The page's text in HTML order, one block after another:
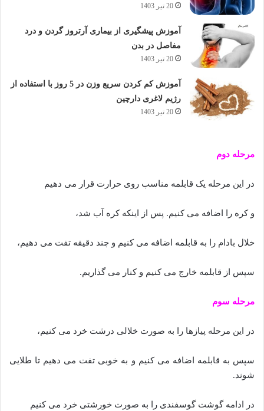
20 تیر 1403
آموزش پیشگیری از بیماری آرتروز گردن و درد
مفاصل در بدن
20 تیر 1403
آموزش کم کردن سریع وزن در 5 روز با استفاده از
رژیم لاغری دارچین
20 تیر 1403
مرحله دوم
در این مرحله یک قابلمه مناسب روی حرارت قرار می دهیم
و کره را اضافه می کنیم. پس از اینکه کره آب شد،
خلال بادام را به قابلمه اضافه می کنیم و چند دقیقه تفت می دهیم،
سپس از قابلمه خارج می کنیم و کنار می گذاریم.
مرحله سوم
در این مرحله پیازها را به صورت خلالی درشت خرد می کنیم،
سپس به قابلمه اضافه می کنیم و به خوبی تفت می دهیم تا طلایی
شوند.
در ادامه گوشت گوسفندی را به صورت خورشتی خرد می کنیم